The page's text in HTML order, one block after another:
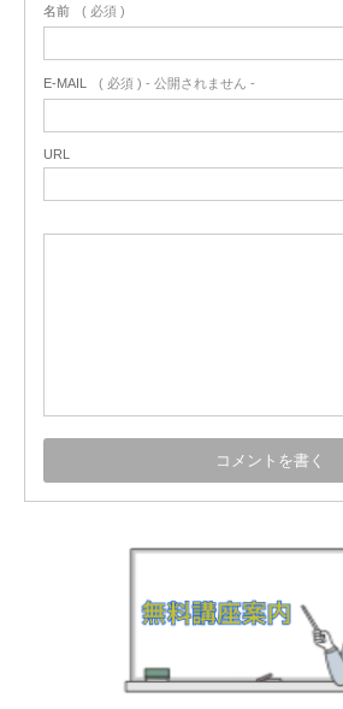
名前 ( 必須 )
E-MAIL ( 必須 ) - 公開されません -
URL